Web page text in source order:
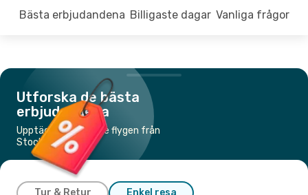
Bästa erbjudandena Billigaste dagar Vanliga frågor
Utforska de bästa
erbjudandena
Upptäck de billigaste flygen från
Stockholm till Kos
Tur & Retur Enkel resa